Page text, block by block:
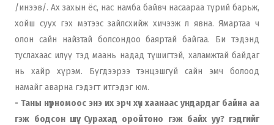
/инээв/. Ах захын ёс, нас намба байвч насаараа түрий барьж,
хойш суух гэх мэтээс зайлсхийж хичээж л явна. Ямартаа ч
олон сайн найзтай болсондоо баяртай байгаа. Би тэдэнд
туслахаас илүү тэд маань надад түшигтэй, халамжтай байдаг
нь хайр хүрэм. Бүгдээрээ тэнцэшгүй сайн эмч болоод
намайг аварна гэдэгт итгэдэг юм.
- Таны нүүрномоос энэ их эрч хүч хаанаас ундардаг байна аа
гэж бодсон шүү. Сурахад оройтоно гэж байх уу? гэдгийг